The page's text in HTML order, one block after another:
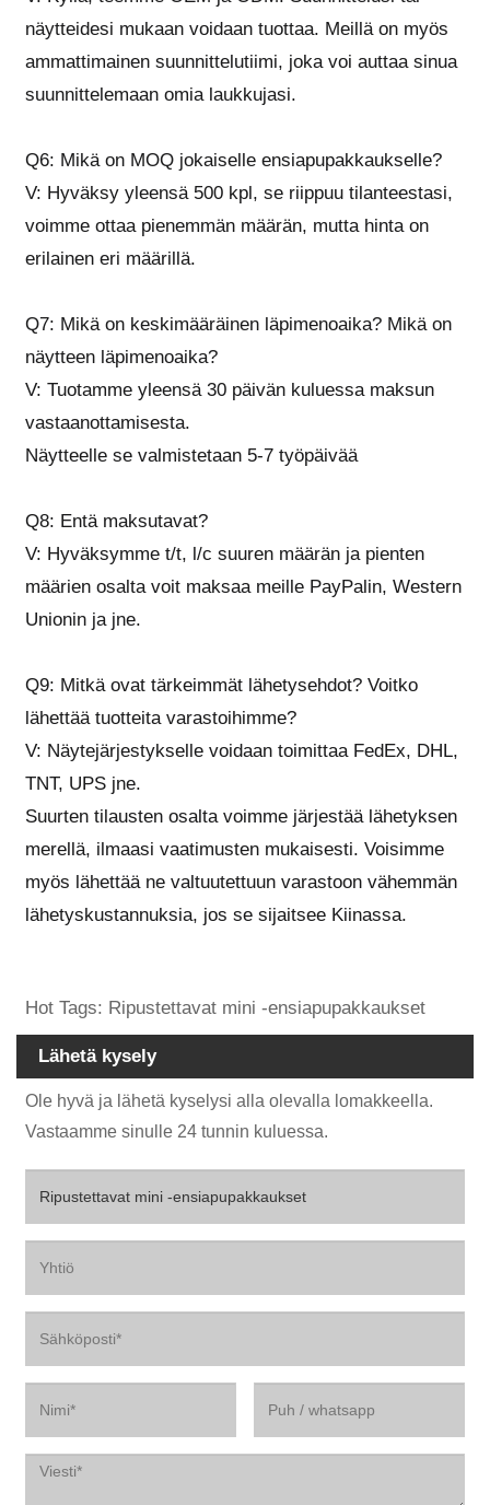
näytteidesi mukaan voidaan tuottaa. Meillä on myös
ammattimainen suunnittelutiimi, joka voi auttaa sinua
suunnittelemaan omia laukkujasi.
Q6: Mikä on MOQ jokaiselle ensiapupakkaukselle?
V: Hyväksy yleensä 500 kpl, se riippuu tilanteestasi,
voimme ottaa pienemmän määrän, mutta hinta on
erilainen eri määrillä.
Q7: Mikä on keskimääräinen läpimenoaika? Mikä on
näytteen läpimenoaika?
V: Tuotamme yleensä 30 päivän kuluessa maksun
vastaanottamisesta.
Näytteelle se valmistetaan 5-7 työpäivää
Q8: Entä maksutavat?
V: Hyväksymme t/t, l/c suuren määrän ja pienten
määrien osalta voit maksaa meille PayPalin, Western
Unionin ja jne.
Q9: Mitkä ovat tärkeimmät lähetysehdot? Voitko
lähettää tuotteita varastoihimme?
V: Näytejärjestykselle voidaan toimittaa FedEx, DHL,
TNT, UPS jne.
Suurten tilausten osalta voimme järjestää lähetyksen
merellä, ilmaasi vaatimusten mukaisesti. Voisimme
myös lähettää ne valtuutettuun varastoon vähemmän
lähetyskustannuksia, jos se sijaitsee Kiinassa.
Hot Tags: Ripustettavat mini -ensiapupakkaukset
Lähetä kysely
Ole hyvä ja lähetä kyselysi alla olevalla lomakkeella.
Vastaamme sinulle 24 tunnin kuluessa.